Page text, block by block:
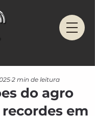
do agro
em
2 min de leitura